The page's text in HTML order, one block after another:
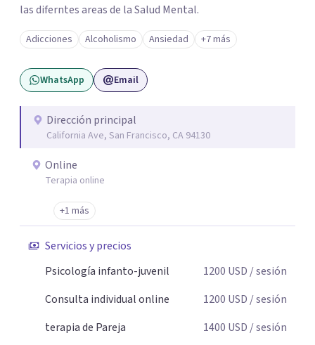
las diferntes areas de la Salud Mental.
Adicciones Alcoholismo Ansiedad +7 más
WhatsApp Email
Dirección principal
California Ave, San Francisco, CA 94130
Online
Terapia online
+1 más
Servicios y precios
Psicología infanto-juvenil
1200 USD / sesión
Consulta individual online
1200 USD / sesión
terapia de Pareja
1400 USD / sesión